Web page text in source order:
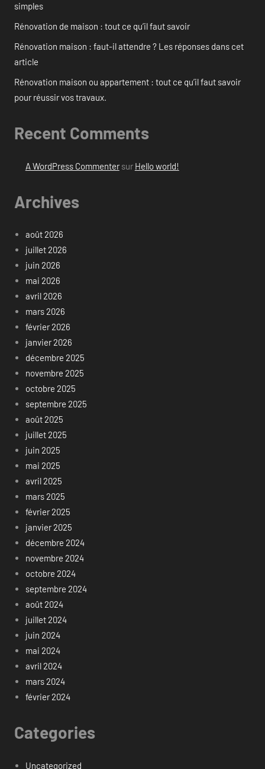
simples
Rénovation de maison : tout ce qu’il faut savoir
Rénovation maison : faut-il attendre ? Les réponses dans cet
article
Rénovation maison ou appartement : tout ce qu’il faut savoir
pour réussir vos travaux.
Recent Comments
A WordPress Commentersur Hello world!
Archives
août 2026
juillet 2026
juin 2026
mai 2026
avril 2026
mars 2026
février 2026
janvier 2026
décembre 2025
novembre 2025
octobre 2025
septembre 2025
août 2025
juillet 2025
juin 2025
mai 2025
avril 2025
mars 2025
février 2025
janvier 2025
décembre 2024
novembre 2024
octobre 2024
septembre 2024
août 2024
juillet 2024
juin 2024
mai 2024
avril 2024
mars 2024
février 2024
Categories
Uncategorized